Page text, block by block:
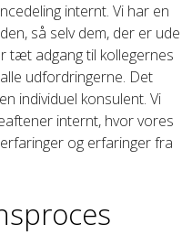
internt. Vi har en
så selv dem, der er ude
tæt adgang til kollegernes
udfordringerne. Det
individuel konsulent. Vi
internt, hvor vores
og erfaringer fra